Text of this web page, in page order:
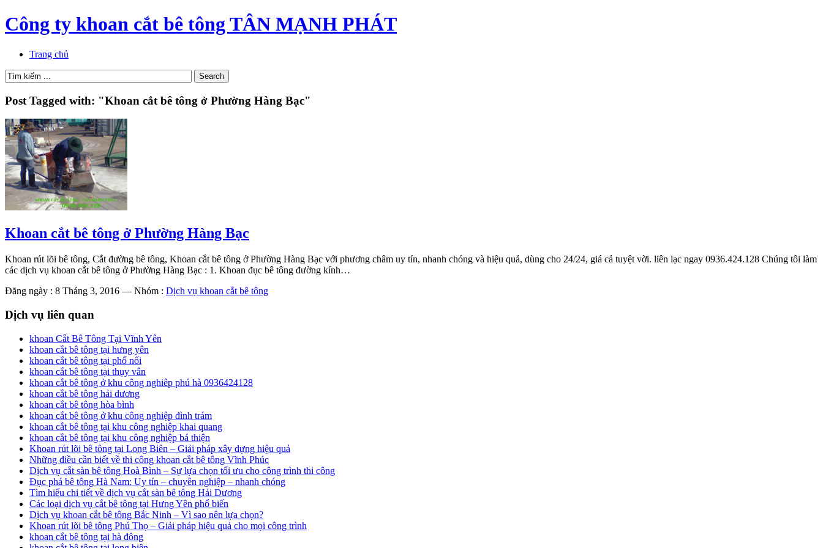
Công ty khoan cắt bê tông TÂN MẠNH PHÁT
Trang chủ
Post Tagged with: "Khoan cắt bê tông ở Phường Hàng Bạc"
Khoan cắt bê tông ở Phường Hàng Bạc
Khoan rút lõi bê tông, Cắt đường bê tông, Khoan cắt bê tông ở Phường Hàng Bạc với phương châm uy tín, nhanh chóng và hiệu quả, dùng cho 24/24, giá cả tuyệt vời. liên lạc ngay 0936.424.128 Chúng tôi làm
các dịch vụ khoan cắt bê tông ở Phường Hàng Bạc : 1. Khoan đục bê tông đường kính…
Đăng ngày : 8 Tháng 3, 2016 — Nhóm : Dịch vụ khoan cắt bê tông
Dịch vụ liên quan
khoan Cắt Bê Tông Tại Vĩnh Yên
khoan cắt bê tông tại hưng yên
khoan cắt bê tông tại phố nối
khoan cắt bê tông tại thụy vân
khoan cắt bê tông ở khu công nghiêp phú hà 0936424128
khoan cắt bê tông hải dương
khoan cắt bê tông hòa bình
khoan cắt bê tông ở khu công nghiệp đình trám
khoan cắt bê tông tại khu công nghiệp khai quang
khoan cắt bê tông tại khu công nghiệp bá thiện
Khoan rút lõi bê tông tại Long Biên – Giải pháp xây dựng hiệu quả
Những điều cần biết về thi công khoan cắt bê tông Vĩnh Phúc
Dịch vụ cắt sàn bê tông Hoà Bình – Sự lựa chọn tối ưu cho công trình thi công
Đục phá bê tông Hà Nam: Uy tín – chuyên nghiệp – nhanh chóng
Tìm hiểu chi tiết về dịch vụ cắt sàn bê tông Hải Dương
Các loại dịch vụ cắt bê tông tại Hưng Yên phổ biến
Dịch vụ khoan cắt bê tông Bắc Ninh – Vì sao nên lựa chọn?
Khoan rút lõi bê tông Phú Thọ – Giải pháp hiệu quả cho mọi công trình
khoan cắt bê tông tại hà đông